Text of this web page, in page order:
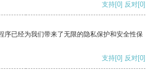
支持[0] 反对[0]
序已经为我们带来了无限的隐私保护和安全性保
支持[0] 反对[0]